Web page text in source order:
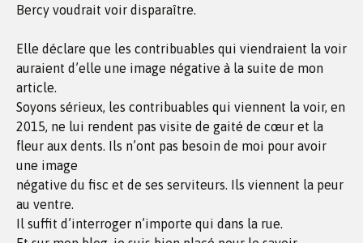
Bercy voudrait voir disparaître.
Elle déclare que les contribuables qui viendraient la voir
auraient d’elle une image négative à la suite de mon
article.
Soyons sérieux, les contribuables qui viennent la voir, en
2015, ne lui rendent pas visite de gaité de cœur et la
fleur aux dents. Ils n’ont pas besoin de moi pour avoir
une image
négative du fisc et de ses serviteurs. Ils viennent la peur
au ventre.
Il suffit d’interroger n’importe qui dans la rue.